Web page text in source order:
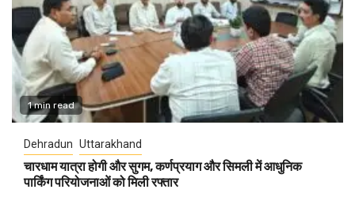
1 min read
Dehradun Uttarakhand
चारधाम यात्रा होगी और सुगम, कर्णप्रयाग और सिमली में आधुनिक
पार्किंग परियोजनाओं को मिली रफ्तार